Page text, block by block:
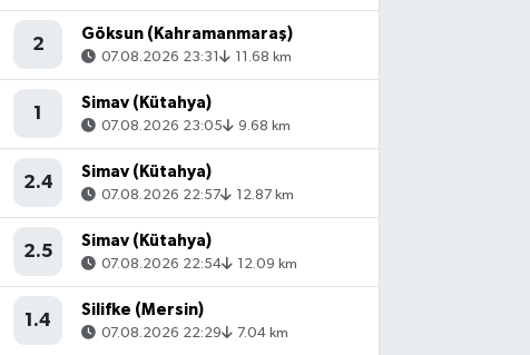
2
Göksun (Kahramanmaraş)
07.08.2026 23:31 11.68 km
1
Simav (Kütahya)
07.08.2026 23:05 9.68 km
2.4
Simav (Kütahya)
07.08.2026 22:57 12.87 km
2.5
Simav (Kütahya)
07.08.2026 22:54 12.09 km
1.4
Silifke (Mersin)
07.08.2026 22:29 7.04 km